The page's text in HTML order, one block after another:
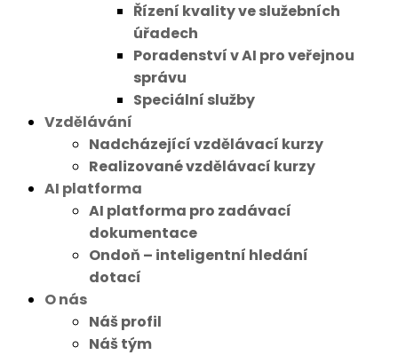
Řízení kvality ve služebních
úřadech
Poradenství v AI pro veřejnou
správu
Speciální služby
Vzdělávání
Nadcházející vzdělávací kurzy
Realizované vzdělávací kurzy
AI platforma
AI platforma pro zadávací
dokumentace
Ondoň – inteligentní hledání
dotací
O nás
Náš profil
Náš tým